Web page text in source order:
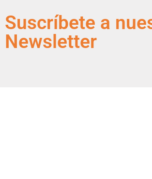
Suscríbete a
Newsletter